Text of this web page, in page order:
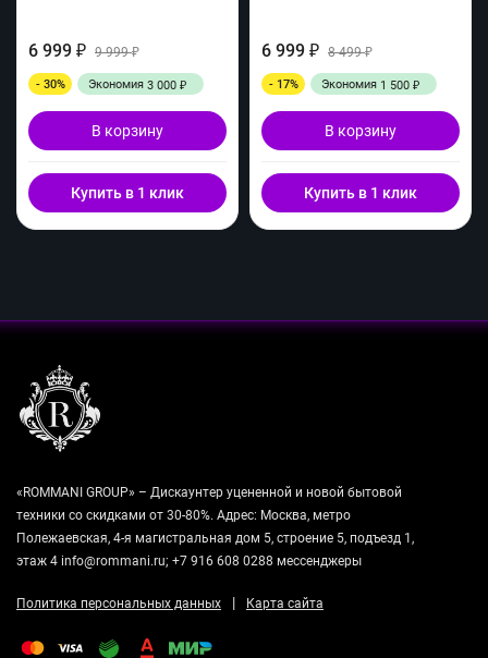
6 999 ₽ 9 999₽
- 30% Экономия 3 000 ₽
В корзину
Купить в 1 клик
6 999 ₽ 8 499₽
- 17% Экономия 1 500 ₽
В корзину
Купить в 1 клик
«ROMMANI GROUP» – Дискаунтер уцененной и новой бытовой
техники со скидками от 30-80%. Адрес: Москва, метро
Полежаевская, 4-я магистральная дом 5, строение 5, подъезд 1,
этаж 4 info@rommani.ru; +7 916 608 0288 мессенджеры
Политика персональных данных | Карта сайта